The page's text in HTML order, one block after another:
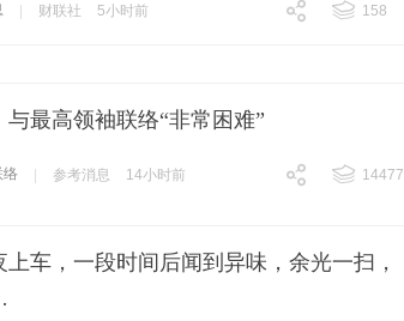
财联社 5小时前
158
最高领袖联络“非常困难”
络 参考消息 14小时前
14477
车，一段时间后闻到异味，余光一扫，